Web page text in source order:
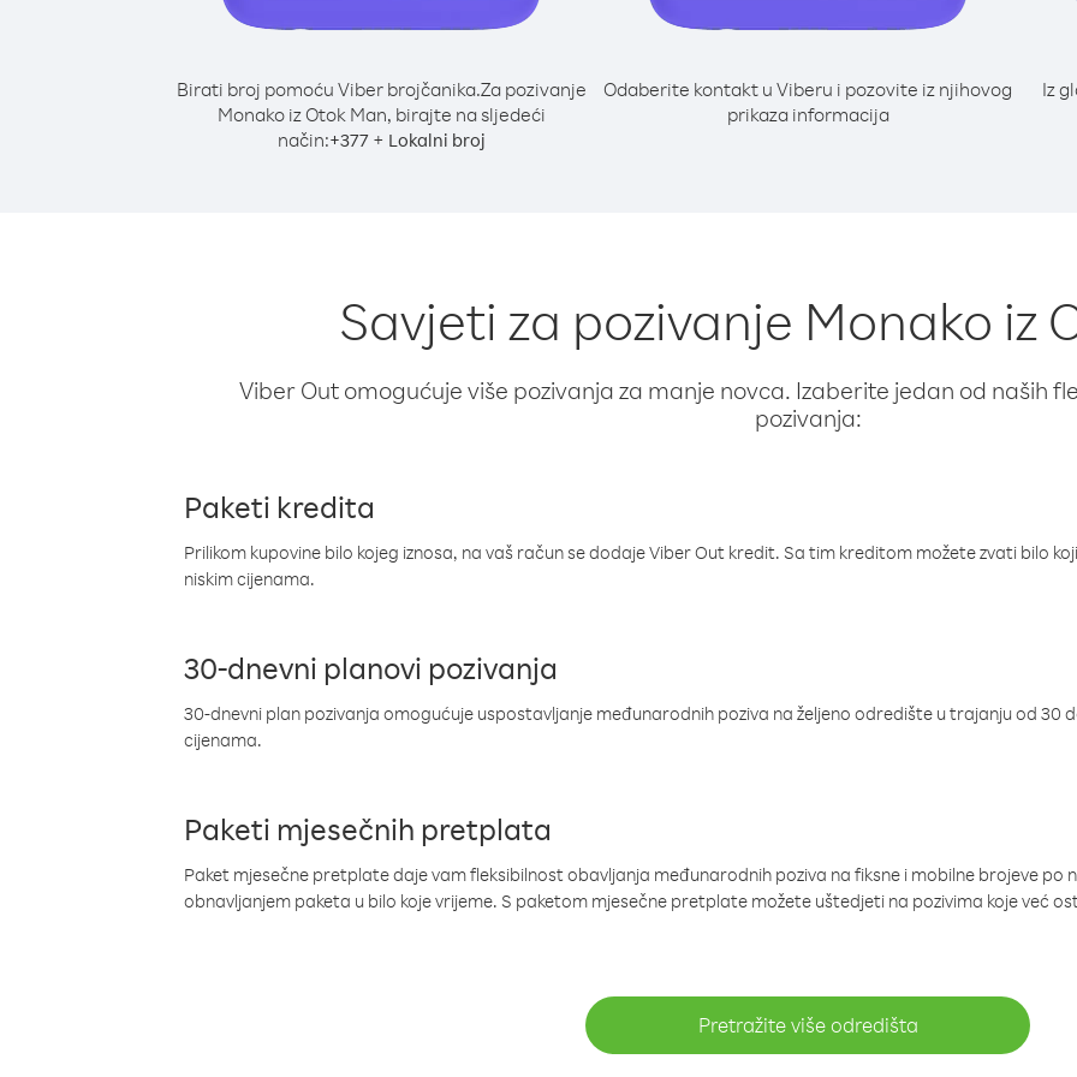
Birati broj pomoću Viber brojčanika.Za pozivanje
Monako iz Otok Man, birajte na sljedeći
način:+377+ Lokalni broj
Odaberite kontakt u Viberu i pozovite iz njihovog
prikaza informacija
Iz
Savjeti za pozivanje Monako iz
Viber Out omogućuje više pozivanja za manje novca. Izaberite jedan od naših
pozivanja:
Paketi kredita
Prilikom kupovine bilo kojeg iznosa, na vaš račun se dodaje Viber Out kredit. Sa tim kreditom možete zvati bilo
niskim cijenama.
30-dnevni planovi pozivanja
30-dnevni plan pozivanja omogućuje uspostavljanje međunarodnih poziva na željeno odredište u trajanju od 30
cijenama.
Paketi mjesečnih pretplata
Paket mjesečne pretplate daje vam fleksibilnost obavljanja međunarodnih poziva na fiksne i mobilne brojeve po
obnavljanjem paketa u bilo koje vrijeme. S paketom mjesečne pretplate možete uštedjeti na pozivima koje već
Pretražite više odredišta